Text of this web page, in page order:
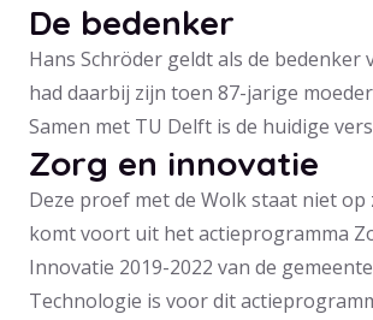
De bedenker
Hans Schröder geldt als de bedenker
had daarbij zijn toen 87-jarige
Samen met TU Delft is de huidige
Zorg en innovatie
Deze proef met de Wolk staat niet op
komt voort uit het actieprogramma
Innovatie 2019-2022 van de
Technologie is voor dit